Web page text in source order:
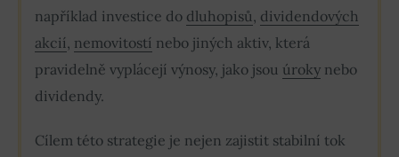
například investice do dluhopisů, dividendových
akcií, nemovitostí nebo jiných aktiv, která
pravidelně vyplácejí výnosy, jako jsou úroky nebo
dividendy.
Cílem této strategie je nejen zajistit stabilní tok